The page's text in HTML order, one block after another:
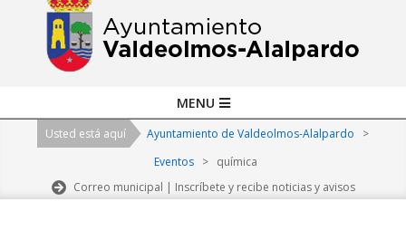
Navigation
MENU
Usted está aquí Ayuntamiento de Valdeolmos-Alalpardo
>
Eventos > química
Correo municipal | Inscríbete y recibe noticias y avisos